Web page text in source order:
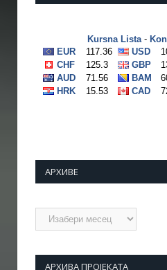
АРХИВЕ
Архиве
АРХИВА ПРОЈЕКАТА